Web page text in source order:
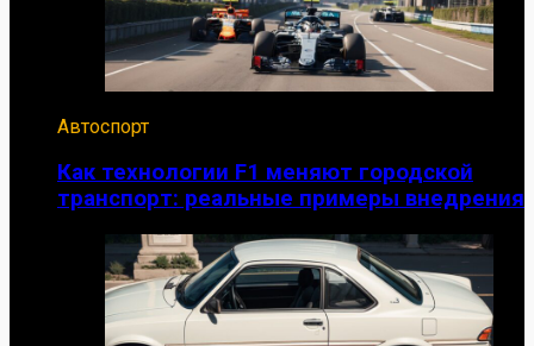
Автоспорт
Как технологии F1 меняют городской
транспорт: реальные примеры внедрения